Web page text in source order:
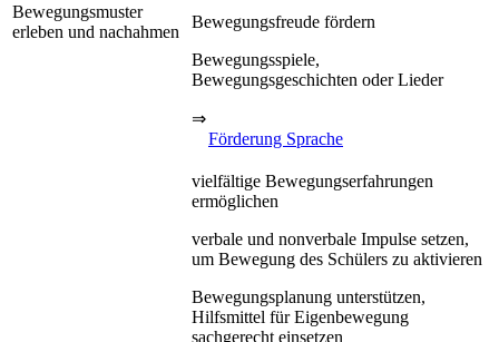
Bewegungsmuster
erleben und nachahmen
Bewegungsfreude fördern
Bewegungsspiele,
Bewegungsgeschichten oder Lieder
⇒
Förderung Sprache
vielfältige Bewegungserfahrungen
ermöglichen
verbale und nonverbale Impulse setzen,
um Bewegung des Schülers zu aktivieren
Bewegungsplanung unterstützen,
Hilfsmittel für Eigenbewegung
sachgerecht einsetzen